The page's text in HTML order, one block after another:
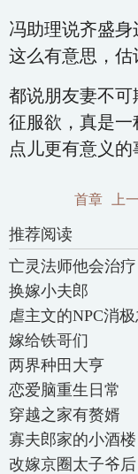
冯助理说齐盛
这么有意思，估
都说朋友妻不
征服欲，真是
点儿更有意义的
首章 上
推荐阅读
亡灵法师他会治疗
换嫁小夫郎
虐主文的NPC消
嫁给铁哥们
两界种田大亨
恋爱脑重生日常
穿越之家有赘婿
寡夫郎家的小酒楼
改嫁京圈太子爷